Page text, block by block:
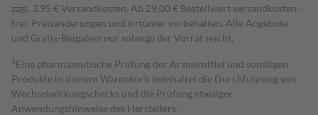
zzgl. 3,95 € Versandkosten. Ab 29,00 € Bestell­wert versand­kosten­
frei. Preisänderungen und Irrtümer vorbehalten. Alle Angebote
und Gratis-Beigaben nur solange der Vorrat reicht.
1 Eine pharmazeutische Prüfung der Arzneimittel und sonstigen
Produkte in deinem Warenkorb beinhaltet die Durchführung von
Wechselwirkungschecks und die Prüfung etwaiger
Anwendungshinweise des Herstellers.